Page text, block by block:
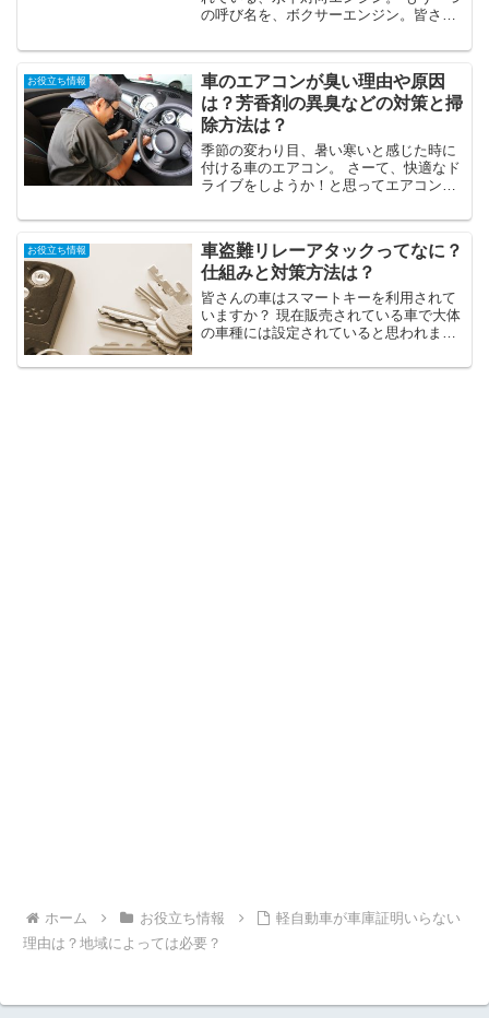
の呼び名を、ボクサーエンジン。皆さん
ます。 ここでは、水平対向エンジンのメ
メーカーについて解説...
お役立ち情報
車のエアコンが臭い理由や原因
は？芳香剤の異臭などの対策と掃
除方法は？
季節の変わり目、暑い寒いと感じた時に
付ける車のエアコン。 さーて、快適なド
ライブをしようか！と思ってエアコンの
い！」なんて経験、ありませんか？ 折角
時、その全てをブチ壊そう...
お役立ち情報
車盗難リレーアタックってなに？
仕組みと対策方法は？
皆さんの車はスマートキーを利用されて
いますか？ 現在販売されている車で大体
の車種には設定されていると思われま
ンジンスタートができるので便利ですよ
ホーム お役立ち情報
軽自動車が車庫証明いらない
理由は？地域によっては必要？